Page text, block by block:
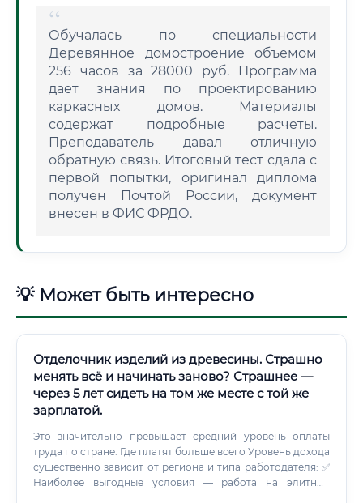
Обучалась по специальности
Деревянное домостроение объемом
256 часов за 28000 руб. Программа
дает знания по проектированию
каркасных домов. Материалы
содержат подробные расчеты.
Преподаватель давал отличную
обратную связь. Итоговый тест сдала с
первой попытки, оригинал диплома
получен Почтой России, документ
внесен в ФИС ФРДО.
💡 Может быть интересно
Отделочник изделий из древесины. Страшно
менять всё и начинать заново? Страшнее —
через 5 лет сидеть на том же месте с той же
зарплатой.
Это значительно превышает средний уровень оплаты
труда по стране. Где платят больше всего Уровень дохода
существенно зависит от региона и типа работодателя: ✅
Наиболее выгодные условия — работа на элитные